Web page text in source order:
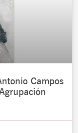
Campos